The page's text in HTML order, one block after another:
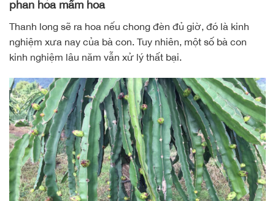
phan hóa mầm hoa
Thanh long sẽ ra hoa nếu chong đèn đủ giờ, đó là kinh
nghiệm xưa nay của bà con. Tuy nhiên, một số bà con
kinh nghiệm lâu năm vẫn xử lý thất bại.